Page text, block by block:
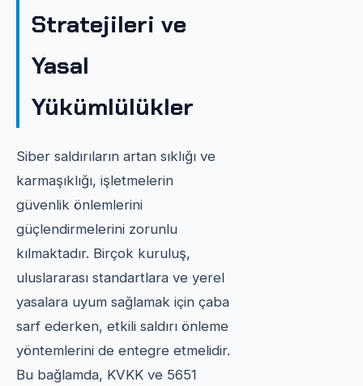
Stratejileri ve
Yasal
Yükümlülükler
Siber saldırıların artan sıklığı ve
karmaşıklığı, işletmelerin
güvenlik önlemlerini
güçlendirmelerini zorunlu
kılmaktadır. Birçok kuruluş,
uluslararası standartlara ve yerel
yasalara uyum sağlamak için çaba
sarf ederken, etkili saldırı önleme
yöntemlerini de entegre etmelidir.
Bu bağlamda, KVKK ve 5651